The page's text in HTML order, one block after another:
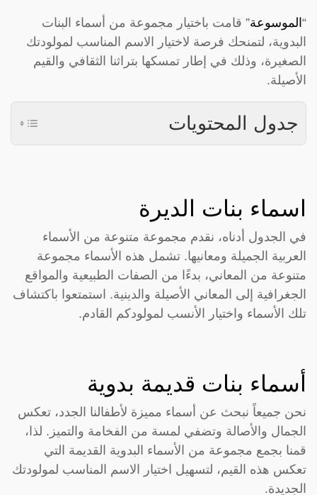
“الموسوعة” قامت باختيار مجموعة من أسماء البنات
البدوية، لتمنحك فرصة لاختيار الاسم المناسب لمولودتك
الصغيرة، وذلك في إطار تمسكها بتراثنا الثقافي والقيم
الأصيلة.
جدول المحتويات
اسماء بنات الديرة
في الجدول أدناه، نقدم مجموعة متنوعة من الأسماء
العربية الجميلة ومعانيها. تشمل هذه الأسماء مجموعة
متنوعة من المعاني، بدءًا من الصفات الطبيعية والمواقع
الجغرافية إلى المعاني الأصيلة والدينية. استمتعوا باكتشاف
تلك الأسماء واختيار الأنسب لمولودكم القادم.
أسماء بنات قديمة بدوية
نحن جميعاً نبحث عن أسماء مميزة لأطفالنا الجدد، تعكس
الجمال والأصالة وتضفي لمسة من الفخامة والتميز. لذا،
قمنا بجمع مجموعة من الأسماء البدوية القديمة التي
تعكس هذه القيم، لتسهيل اختيار الاسم المناسب لمولودتك
الجديدة.